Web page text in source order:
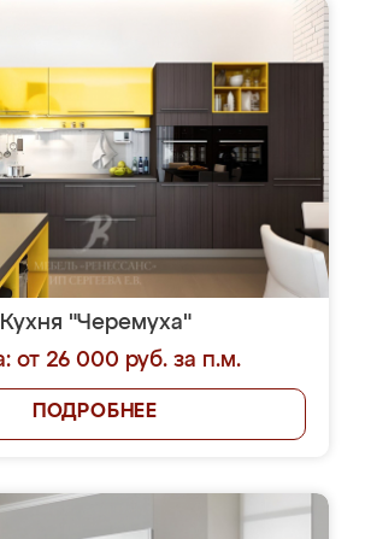
Кухня "Черемуха"
от 26 000 руб. за п.м.
ПОДРОБНЕЕ